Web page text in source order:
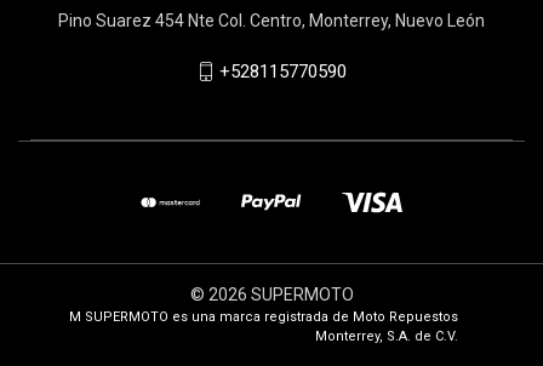
Pino Suarez 454 Nte Col. Centro, Monterrey, Nuevo León
+528115770590
© 2026 SUPERMOTO
M SUPERMOTO es una marca registrada de Moto Repuestos
Monterrey, S.A. de C.V.